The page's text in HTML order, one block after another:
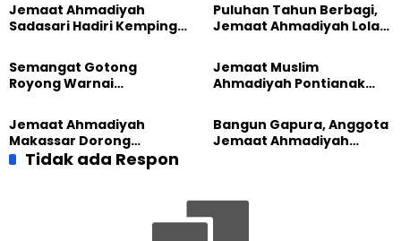
Jemaat Ahmadiyah
Sadasari Hadiri Kemping
Majalengka
Puluhan Tahun Berbagi,
Jemaat Ahmadiyah Lolak
Sembako kepada Warga
Semangat Gotong
Royong Warnai
Masjid di Jemaat
Ahmadiyah Sukapura
Jemaat Muslim
Ahmadiyah Pontianak
Perkuat Kolaborasi Sosial
Jemaat Ahmadiyah
Makassar Dorong
Kesadaran Lingkungan
Lewat Edukasi Ekoteologi
Bangun Gapura, Anggota
Jemaat Ahmadiyah
Tidak ada Respon